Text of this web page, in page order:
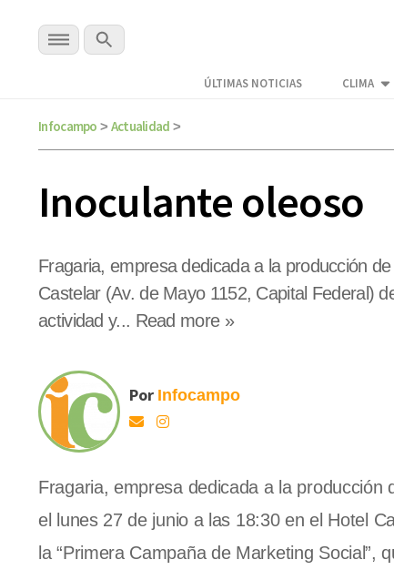
ÚLTIMAS NOTICIAS CLIMA
Infocampo > Actualidad >
Inoculante oleoso
Fragaria, empresa dedicada a la producción
Castelar (Av. de Mayo 1152, Capital Federal)
actividad y... Read more »
Por Infocampo
Fragaria, empresa dedicada a la producción
el lunes 27 de junio a las 18:30 en el Hotel
la “Primera Campaña de Marketing